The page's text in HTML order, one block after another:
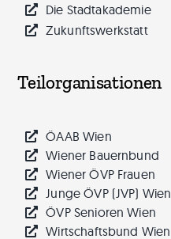
Die Stadtakademie
Zukunftswerkstatt
Teilorganisationen
ÖAAB Wien
Wiener Bauernbund
Wiener ÖVP Frauen
Junge ÖVP (JVP) Wien
ÖVP Senioren Wien
Wirtschaftsbund Wien